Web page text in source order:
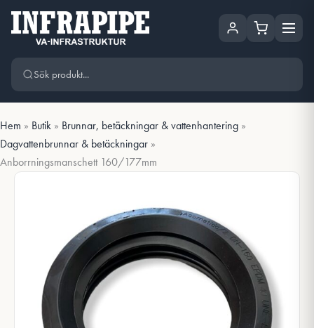
Hoppa
Hoppa till huvudinnehåll
Hem » Butik » Brunnar, betäckningar & vattenhantering »
Dagvattenbrunnar & betäckningar »
Anborrningsmanschett 160/177mm